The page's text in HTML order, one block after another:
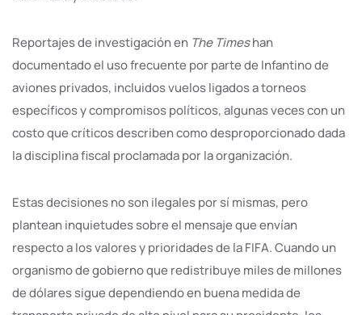
Reportajes de investigación en The Timeshan
documentado el uso frecuente por parte de Infantino de
aviones privados, incluidos vuelos ligados a torneos
específicos y compromisos políticos, algunas veces con un
costo que críticos describen como desproporcionado dada
la disciplina fiscal proclamada por la organización.
Estas decisiones no son ilegales por sí mismas, pero
plantean inquietudes sobre el mensaje que envían
respecto a los valores y prioridades de la FIFA. Cuando un
organismo de gobierno que redistribuye miles de millones
de dólares sigue dependiendo en buena medida de